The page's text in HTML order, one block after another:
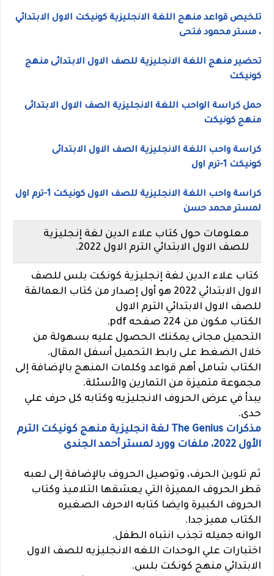
تلخيص قواعد منهج اللغة الانجليزية كونيكت الاول الابتدائي
، مستر محمود فتحى
تحضير منهج اللغة الانجليزية للصف الاول الابتدائى منهج
كونيكت
حمل كراسة الواحب اللغة الانجليزية الصف الاول الابتدائى
منهج كونيكت
كراسة واحب اللغة الانجليزية الصف الاول الابتدائى
كونيكت 1-ترم اول
كراسة واحب اللغة الانجليزية للصف الاول كونيكت 1-ترم اول
لمستر محمد حسن
معلومات حول كتاب علاء الدين لغة إنجليزية
للصف الاول الابتدائي الترم الاول 2022.
كتاب علاء الدين لغة إنجليزية كونكت بلس للصف
الاول الابتدائي 2022 هو أول إصدار من كتاب العمالقة
للصف الاول الابتدائي الترم الاول
الكتاب مكون من 224 صفحه pdf.
التحميل مجانى يمكنك الحصول عليه بسهولة من
خلال الضغط على رابط التحميل أسفل المقال.
الكتاب شامل أهم قواعد وكلمات المنهج بالإضافة إلى
مجموعة متميزة من التمارين والأسئلة.
يبدأ في عرض الحروف الانجليزيه وكتابه كل حرف علي
حدى.
مذكرات The Genius لغة انجليزية منهج كونيكت الترم
الأول 2022، ملفات وورد لمستر أحمد الجندى
ثم تلوين الحرف، وتوصيل الحروف بالإضافة إلى لعبه
قطر الحروف المميزة التي يعشقها التلاميذ وكتاب
الحروف الكبيرة وايضا كتابه الاحرف الصغيره
الكتاب مميز جدا.
الوانه جميله تجذب انتباه الطفل.
اختبارات علي الوحدات اللغه الانجليزيه للصف الاول
الابتدائي منهج كونكت بلس.